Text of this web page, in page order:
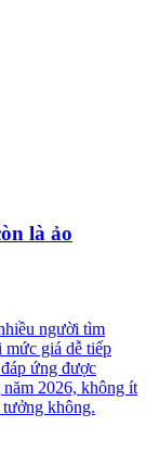
là ảo
người tìm
giá dễ tiếp
ứng được
2026, không ít
không.